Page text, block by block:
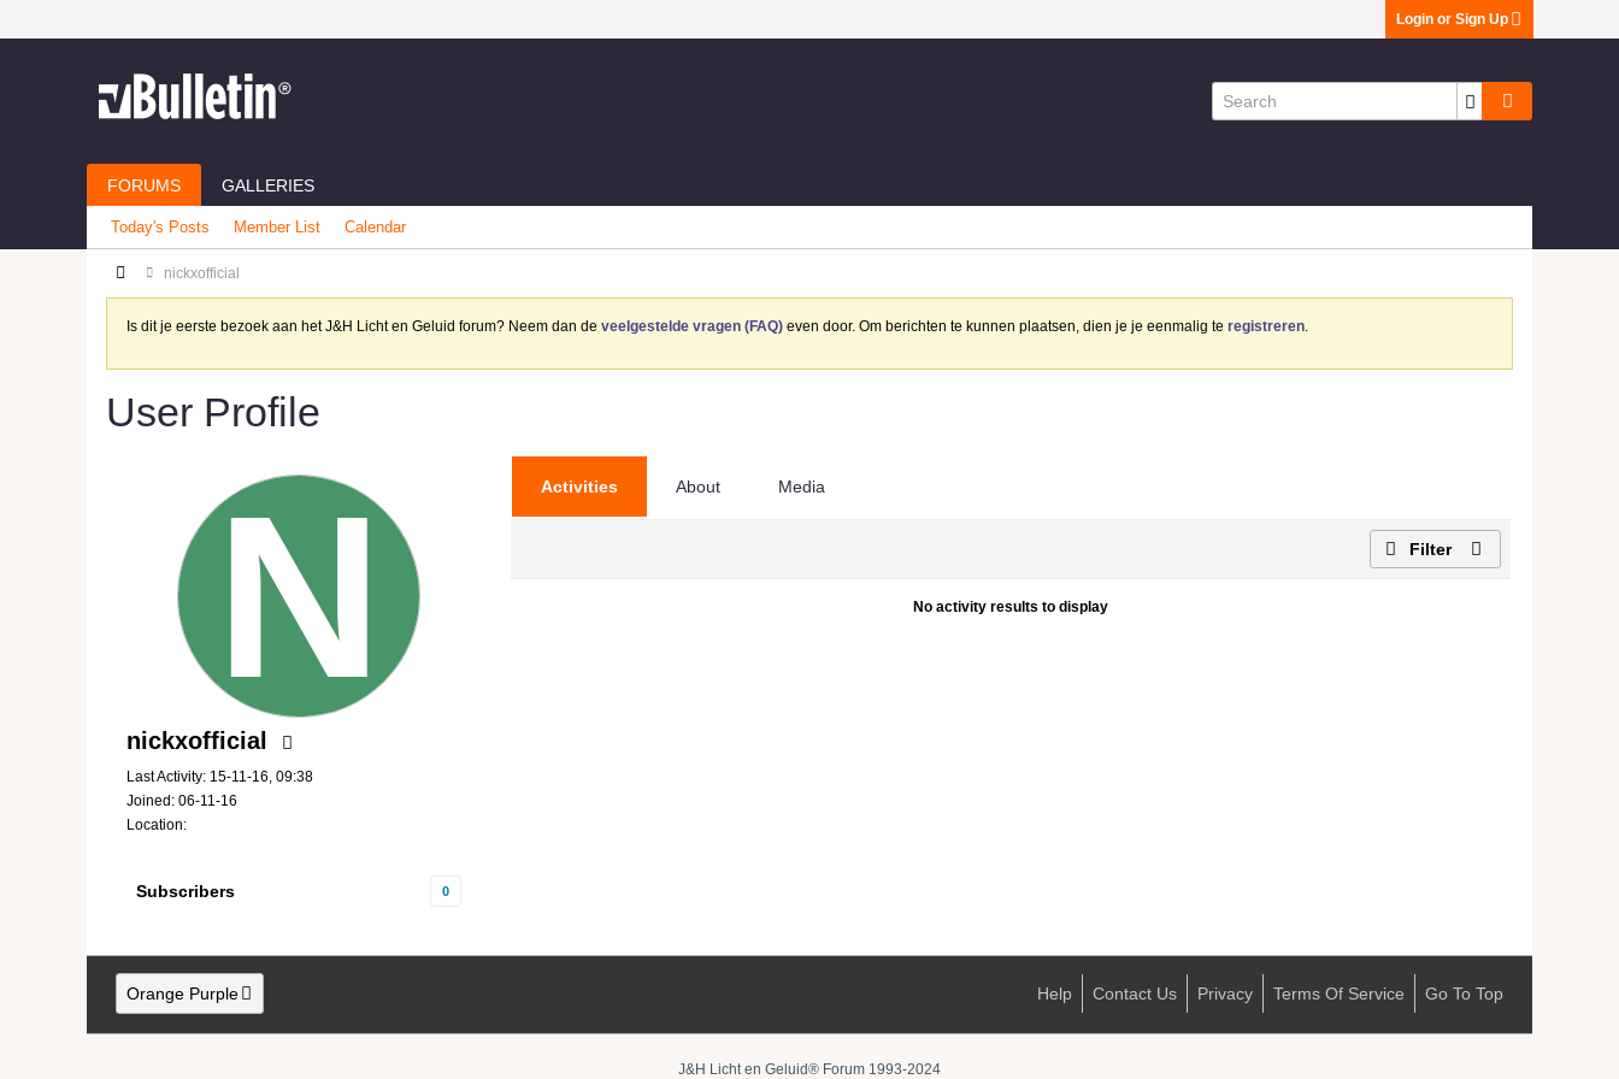
Login or Sign Up
FORUMS GALLERIES
Today's Posts Member List Calendar
nickxofficial
Is dit je eerste bezoek aan het J&H Licht en Geluid forum? Neem dan de veelgestelde vragen (FAQ) even door. Om berichten te kunnen plaatsen, dien je je eenmalig te registreren.
User Profile
nickxofficial
Last Activity: 15-11-16, 09:38
Joined: 06-11-16
Location:
Subscribers 0
Activities About Media
Filter
No activity results to display
Orange Purple Help Contact Us Privacy Terms Of Service Go To Top
J&H Licht en Geluid® Forum 1993-2024